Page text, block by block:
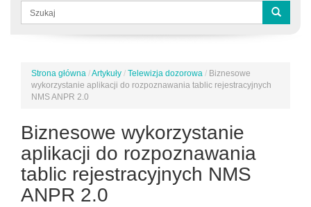
Formularz
wyszukiwania
Jesteś
tutaj
Strona główna /Artykuły / Telewizja dozorowa / Biznesowe
wykorzystanie aplikacji do rozpoznawania tablic rejestracyjnych
NMS ANPR 2.0
Biznesowe wykorzystanie
aplikacji do rozpoznawania
tablic rejestracyjnych NMS
ANPR 2.0